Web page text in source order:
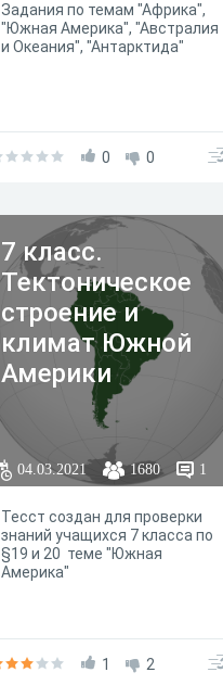
Задания по темам "Африка",
"Южная Америка", "Австралия
и Океания", "Антарктида"
0 0
7 класс.
Тектоническое
строение и
климат Южной
Америки
04.03.2021 1680 1
Тесст создан для проверки
знаний учащихся 7 класса по
§19 и 20 теме "Южная
Америка"
1 2